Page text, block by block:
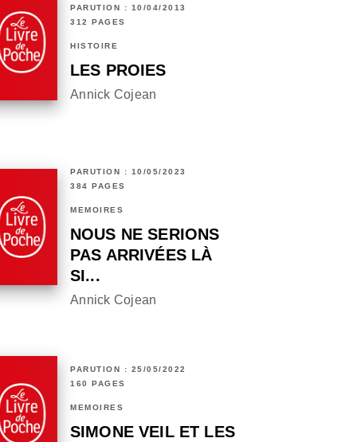
PARUTION : 10/04/2013
312 PAGES
HISTOIRE
LES PROIES
Annick Cojean
PARUTION : 10/05/2023
384 PAGES
MÉMOIRES
NOUS NE SERIONS
PAS ARRIVÉES LÀ
SI...
Annick Cojean
PARUTION : 25/05/2022
160 PAGES
MÉMOIRES
SIMONE VEIL ET LES